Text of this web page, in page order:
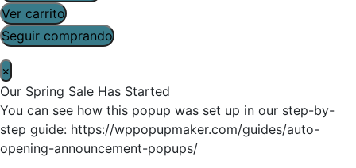
Ver carrito
Seguir comprando
×
Our Spring Sale Has Started
You can see how this popup was set up in our step-by-
step guide: https://wppopupmaker.com/guides/auto-
opening-announcement-popups/